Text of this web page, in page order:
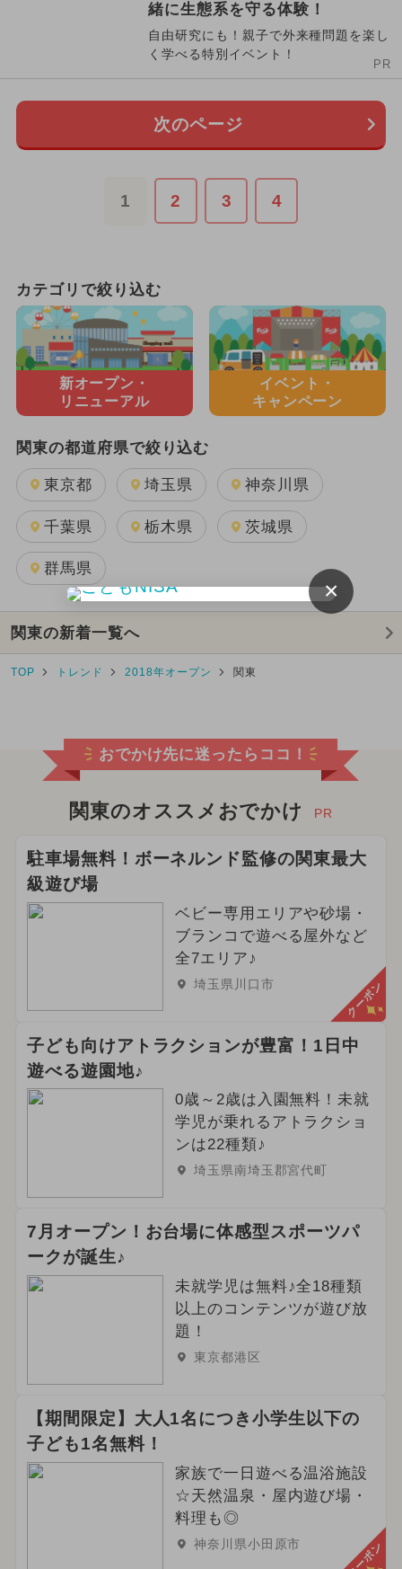
緒に生態系を守る体験！
自由研究にも！親子で外来種問題を楽し
く学べる特別イベント！
PR
次のページ
1 2 3 4
カテゴリで絞り込む
新オープン・
リニューアル
イベント・
キャンペーン
関東の都道府県で絞り込む
東京都 埼玉県 神奈川県
千葉県 栃木県 茨城県
群馬県
関東の新着一覧へ
TOP トレンド 2018年オープン 関東
おでかけ先に迷ったらココ！
関東のオススメおでかけ PR
駐車場無料！ボーネルンド監修の関東最大
級遊び場
ベビー専用エリアや砂場・
ブランコで遊べる屋外など
全7エリア♪
埼玉県川口市 クーポン
子ども向けアトラクションが豊富！1日中
遊べる遊園地♪
0歳～2歳は入園無料！未就
学児が乗れるアトラクショ
ンは22種類♪
埼玉県南埼玉郡宮代町
7月オープン！お台場に体感型スポーツパ
ークが誕生♪
未就学児は無料♪全18種類
以上のコンテンツが遊び放
題！
東京都港区
【期間限定】大人1名につき小学生以下の
子ども1名無料！
家族で一日遊べる温浴施設
☆天然温泉・屋内遊び場・
料理も◎
神奈川県小田原市 クーポン
×